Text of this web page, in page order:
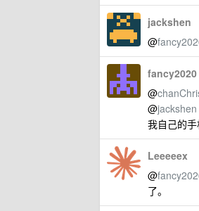
jackshen
@
fancy2020
@
@jackshen
我自己的手
Leeeeex
@
了。